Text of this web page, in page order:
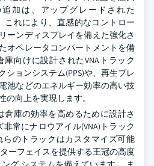
加は、アップグレードされた
これにより、直感的なコントロー
ーンディスプレイを備えた強化さ
オペレータコンパートメントを備
向けに設計されたVNAトラック
ションシステム(PPS)や、再生ブレ
池などのエネルギー効率の高い技
の向上を実現します。
倉庫の効率を高めるために設計さ
非常にナロウアイル(VNA)トラック
らのトラックはカスタマイズ可能
ーフェイスを提供する王冠の高度